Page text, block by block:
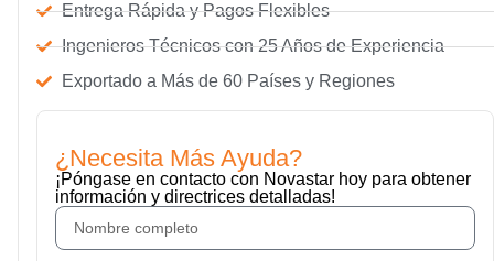
Entrega Rápida y Pagos Flexibles
Ingenieros Técnicos con 25 Años de Experiencia
Exportado a Más de 60 Países y Regiones
¿Necesita Más Ayuda?
¡Póngase en contacto con Novastar hoy para obtener
información y directrices detalladas!